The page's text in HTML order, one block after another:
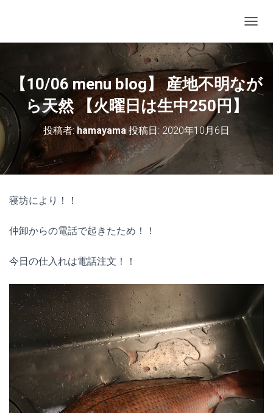
【10/06 menu blog】 産地不明なが
ら天然 【火曜日は生中250円】
投稿者: hamayama 投稿日:2020年10月6日
寝坊により！！
仲卸からの電話で起きたため！！
今日の仕入れは電話注文！！